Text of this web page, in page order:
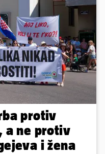
protiv
a ne protiv
i žena